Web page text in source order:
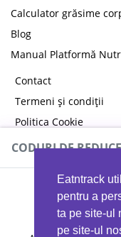
Eatntrack
pentru a
ta pe site-ul
pe site-ul
Calculator grăsime
Blog
Manual Platformă
Contact
Termeni și condiții
Politica Cookie
Politica de
CODURI DE